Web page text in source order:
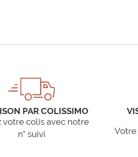
PAR COLISSIMO
votre colis avec notre
n° suivi
Votre